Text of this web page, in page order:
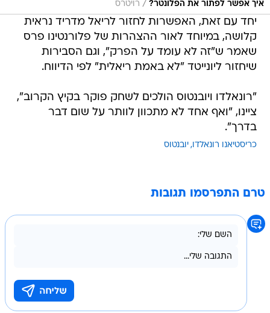
איך אפשר לפתור את הפלונטר? / רויטרס
יחד עם זאת, האפשרות לחזור לריאל מדריד נראית
קלושה, במיוחד לאור ההצהרות של פלורנטינו פרס
שאמר ש"זה לא עומד על הפרק", וגם הסבירות
שיחזור ליונייטד "לא באמת ריאלית" לפי הדיווח.
"רונאלדו ויובנטוס הולכים לשחק פוקר בקיץ הקרוב",
ציינו, "ואף אחד לא מתכוון לוותר על שום דבר
בדרך".
כריסטיאנו רונאלדו יובנטוס
טרם התפרסמו תגובות